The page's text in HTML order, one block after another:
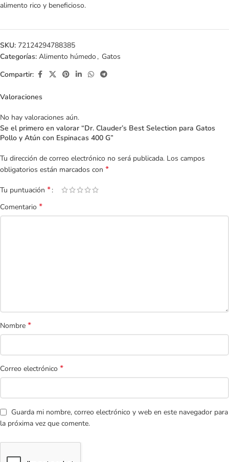
alimento rico y beneficioso.
SKU: 72124294788385
Categorías: Alimento húmedo , Gatos
Compartir:
Valoraciones
No hay valoraciones aún.
Se el primero en valorar “Dr. Clauder’s Best Selection para Gatos
Pollo y Atún con Espinacas 400 G”
Tu dirección de correo electrónico no será publicada. Los campos
obligatorios están marcados con *
Tu puntuación *
Comentario *
Nombre *
Correo electrónico *
Guarda mi nombre, correo electrónico y web en este navegador para
la próxima vez que comente.